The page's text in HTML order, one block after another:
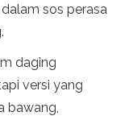
sos perasa
daging
versi yang
bawang,